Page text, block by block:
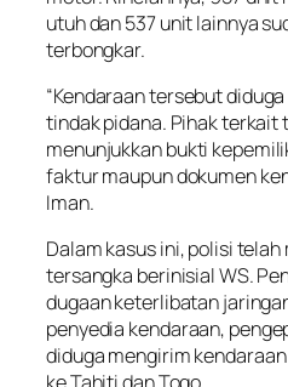
utuh dan 537 unit lainnya
terbongkar.
“Kendaraan tersebut
tindak pidana. Pihak terkait
menunjukkan bukti
faktur maupun dokumen
Iman.
Dalam kasus ini, polisi
tersangka berinisial WS.
dugaan keterlibatan
penyedia kendaraan,
diduga mengirim